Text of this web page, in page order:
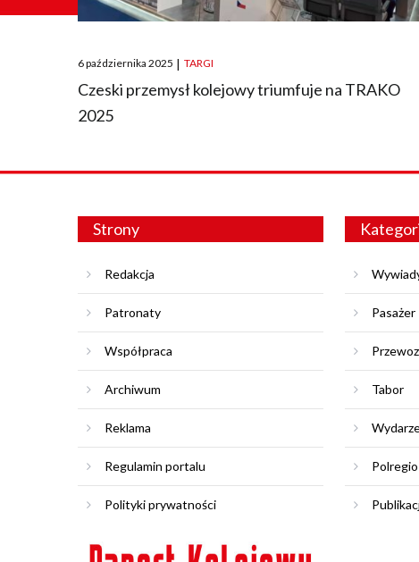
Posted
on
6 października 2025 | TARGI
Czeski przemysł kolejowy triumfuje na TRAKO
2025
Strony
Redakcja
Patronaty
Współpraca
Archiwum
Reklama
Regulamin portalu
Polityki prywatności
Pasażer
Tabor
Polregio